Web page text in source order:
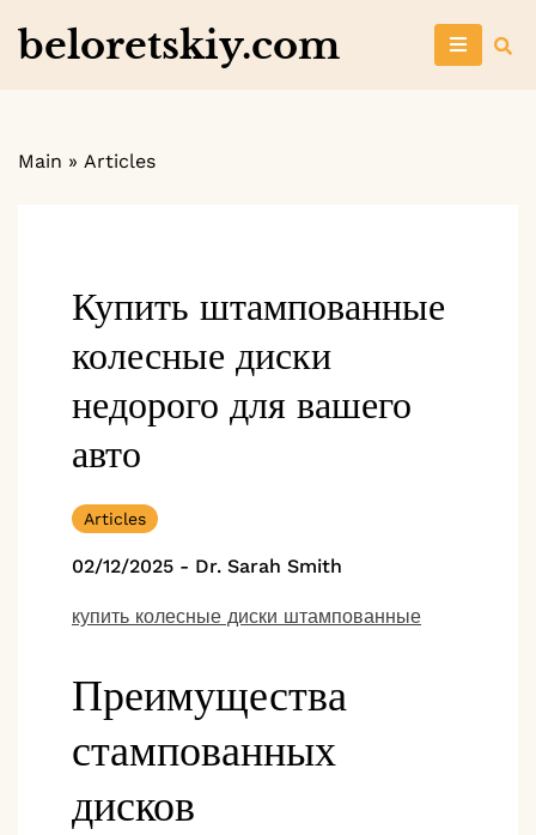
beloretskiy.com
Main » Articles
Купить штампованные
колесные диски
недорого для вашего
авто
Articles
02/12/2025 - Dr. Sarah Smith
купить колесные диски штампованные
Преимущества
стампованных
дисков